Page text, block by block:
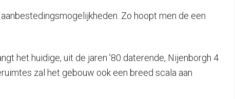
Zo hoopt men de een
het huidige, uit de jaren ’80 daterende, Nijenborgh 4
zal het gebouw ook een breed scala aan